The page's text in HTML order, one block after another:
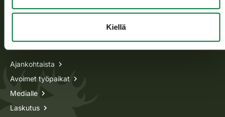
Kiellä
Lupa-asiat
Tietoa meistä
Ajankohtaista
Avoimet työpaikat
Medialle
Laskutus